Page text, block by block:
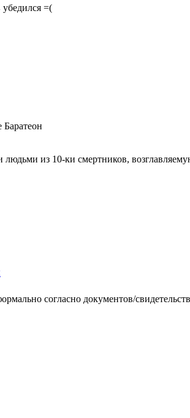
=(
людьми из 10-ки смертников,
согласно документов/